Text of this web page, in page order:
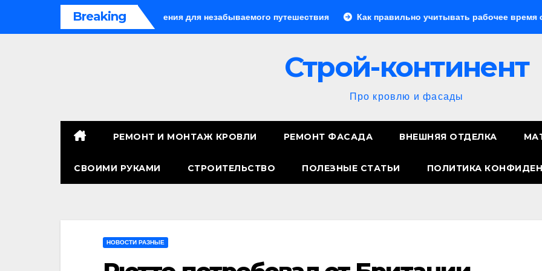
Breaking
лучшие направления для незабываемого путешествия Как правильно учитывать рабочее время сотрудников:
Строй-континент
Про кровлю и фасады
РЕМОНТ И МОНТАЖ КРОВЛИ РЕМОНТ ФАСАДА ВНЕШНЯЯ ОТДЕЛКА
СВОИМИ РУКАМИ СТРОИТЕЛЬСТВО ПОЛЕЗНЫЕ СТАТЬИ ПОЛИТИКА
НОВОСТИ РАЗНЫЕ